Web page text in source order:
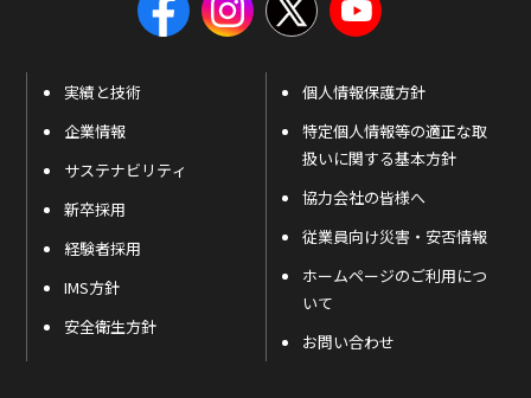
実績と技術
企業情報
サステナビリティ
新卒採用
経験者採用
IMS方針
安全衛生方針
個人情報保護方針
特定個人情報等の適正な取
扱いに関する基本方針
協力会社の皆様へ
従業員向け災害・安否情報
ホームページのご利用につ
いて
お問い合わせ